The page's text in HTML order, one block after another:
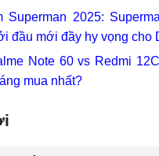
Superman 2025:
đầu mới đầy hy vọng cho
Note 60 vs Redmi
mua nhất?